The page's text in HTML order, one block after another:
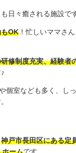
日々癒される施設で
OK ！忙しいママさ
修制度充実、経験者
個室なども多く、し
神戸市長田区にある定
ホームです。